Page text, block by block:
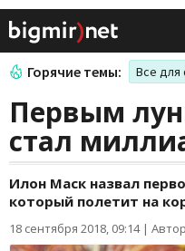
Горячие темы: Все для
Первым
стал
Илон Маск назвал
который полетит на
18 сентября 2018, 09:14|